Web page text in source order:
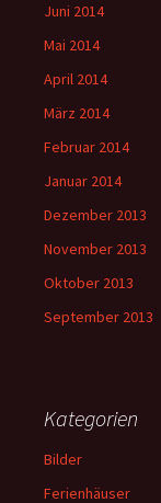
Juni 2014
Mai 2014
April 2014
März 2014
Februar 2014
Januar 2014
Dezember 2013
November 2013
Oktober 2013
September 2013
Kategorien
Bilder
Ferienhäuser